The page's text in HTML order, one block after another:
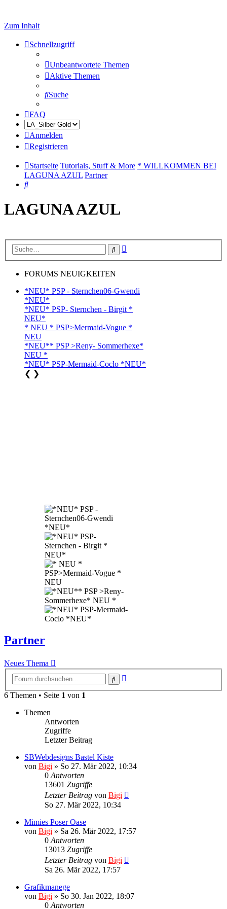
Zum Inhalt
Schnellzugriff
Unbeantwortete Themen
Aktive Themen
Suche
FAQ
Anmelden
Registrieren
Startseite Tutorials, Stuff & More * WILLKOMMEN BEI
LAGUNA AZUL Partner
Suche
LAGUNA AZUL
Suche
FORUMS NEUIGKEITEN
*NEU* PSP - Sternchen06-Gwendi
*NEU*
*NEU* PSP- Sternchen - Birgit *
NEU*
* NEU * PSP>Mermaid-Vogue *
NEU
*NEU** PSP >Reny- Sommerhexe*
NEU *
*NEU* PSP-Mermaid-Coclo *NEU*
❮ ❯
Partner
Neues Thema
Suche
6 Themen • Seite 1 von 1
Themen
Antworten
Zugriffe
Letzter Beitrag
SBWebdesigns Bastel Kiste
von Bigi » So 27. Mär 2022, 10:34
0 Antworten
13601 Zugriffe
Letzter Beitrag von Bigi
So 27. Mär 2022, 10:34
Mimies Poser Oase
von Bigi » Sa 26. Mär 2022, 17:57
0 Antworten
13013 Zugriffe
Letzter Beitrag von Bigi
Sa 26. Mär 2022, 17:57
Grafikmanege
von Bigi » So 30. Jan 2022, 18:07
0 Antworten